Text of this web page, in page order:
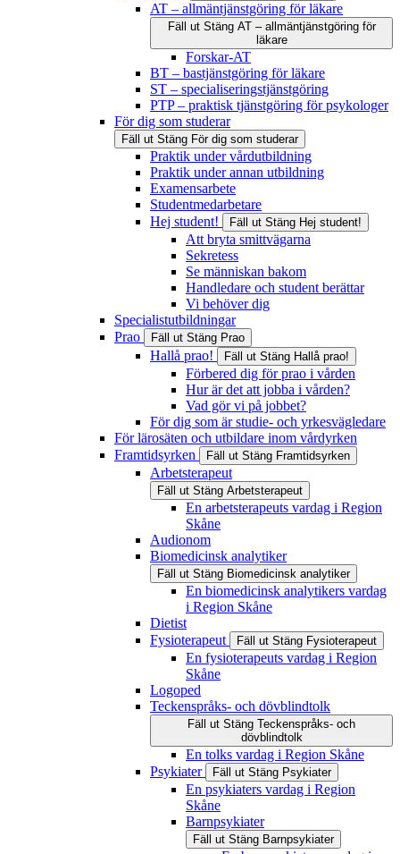
AT – allmäntjänstgöring för läkare
Fäll ut Stäng AT – allmäntjänstgöring för
läkare
Forskar-AT
BT – bastjänstgöring för läkare
ST – specialiseringstjänstgöring
PTP – praktisk tjänstgöring för psykologer
För dig som studerar
Fäll ut Stäng För dig som studerar
Praktik under vårdutbildning
Praktik under annan utbildning
Examensarbete
Studentmedarbetare
Hej student!
Fäll ut Stäng Hej student!
Att bryta smittvägarna
Sekretess
Se människan bakom
Handledare och student berättar
Vi behöver dig
Specialistutbildningar
Prao
Fäll ut Stäng Prao
Hallå prao! Fäll ut Stäng Hallå prao!
Förbered dig för prao i vården
Hur är det att jobba i vården?
Vad gör vi på jobbet?
För dig som är studie- och yrkesvägledare
För lärosäten och utbildare inom vårdyrken
Framtidsyrken
Fäll ut Stäng Framtidsyrken
Arbetsterapeut
Fäll ut Stäng Arbetsterapeut
En arbetsterapeuts vardag i Region
Skåne
Audionom
Biomedicinsk analytiker
Fäll ut Stäng Biomedicinsk analytiker
En biomedicinsk analytikers vardag
i Region Skåne
Dietist
Fysioterapeut
Fäll ut Stäng Fysioterapeut
En fysioterapeuts vardag i Region
Skåne
Logoped
Teckenspråks- och dövblindtolk
Fäll ut Stäng Teckenspråks- och
dövblindtolk
En tolks vardag i Region Skåne
Psykiater
Fäll ut Stäng Psykiater
En psykiaters vardag i Region
Skåne
Barnpsykiater
Fäll ut Stäng Barnpsykiater